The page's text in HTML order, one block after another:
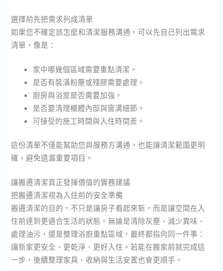
選擇前先把需求列成清單
如果您不確定該怎麼和清潔服務溝通，可以先自己列出需求
清單，像是：
家中哪幾個區域需要重點清潔。
是否有裝潢粉塵或殘膠需要處理。
廚房與浴室是否需要加強。
是否要清理櫃體內部與窗溝細節。
可接受的施工時間與入住時間差。
這份清單不僅能幫助您與服務方溝通，也能讓清潔範圍更明
確，避免遺漏重要項目。
讓搬遷清潔真正發揮價值的實務建議
把搬遷清潔視為入住前的安全準備
搬遷清潔的目的，不只是讓房子看起來新，而是讓空間在入
住前達到更適合生活的狀態。無論是清除灰塵、減少異味、
處理油污，還是整理浴廚重點區域，最終都指向同一件事：
讓新家更安全、更乾淨、更好入住。若能在搬家前就完成這
一步，後續整理家具、收納與生活安置也會更順手。